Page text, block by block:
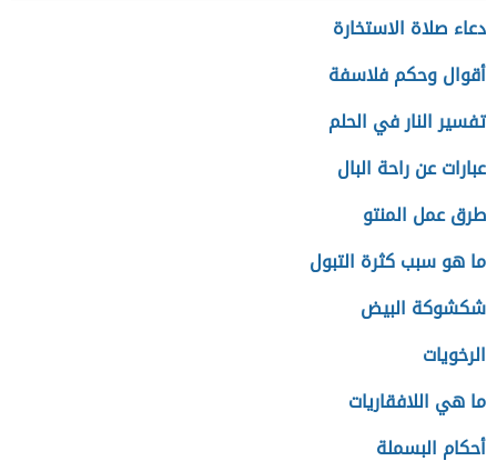
دعاء صلاة الاستخارة
أقوال وحكم فلاسفة
تفسير النار في الحلم
عبارات عن راحة البال
طرق عمل المنتو
ما هو سبب كثرة التبول
شكشوكة البيض
الرخويات
ما هي اللافقاريات
أحكام البسملة